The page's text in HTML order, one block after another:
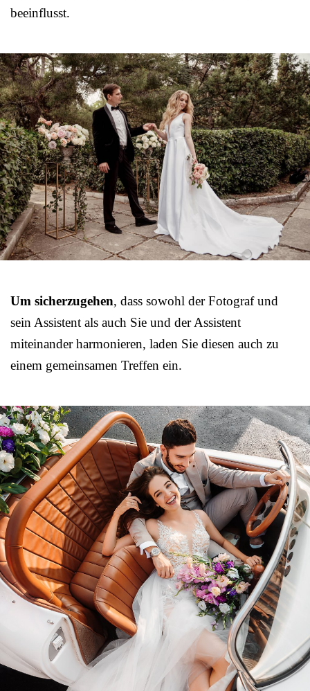
beeinflusst.
Um sicherzugehen, dass sowohl der Fotograf und
sein Assistent als auch Sie und der Assistent
miteinander harmonieren, laden Sie diesen auch zu
einem gemeinsamen Treffen ein.